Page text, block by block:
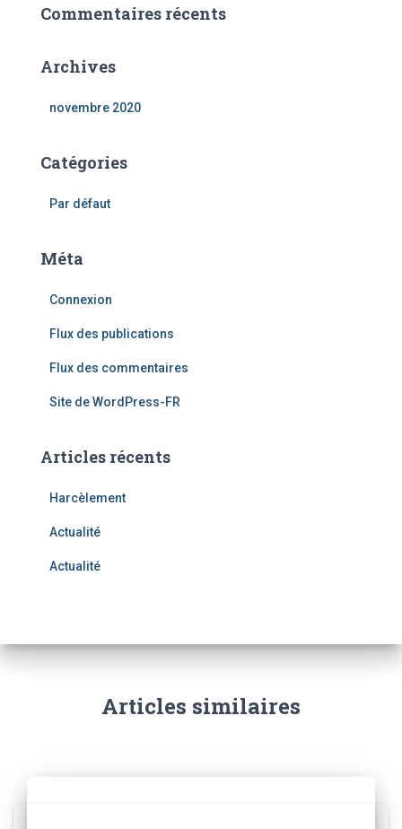
Commentaires récents
Archives
novembre 2020
Catégories
Par défaut
Méta
Connexion
Flux des publications
Flux des commentaires
Site de WordPress-FR
Articles récents
Harcèlement
Actualité
Actualité
Articles similaires